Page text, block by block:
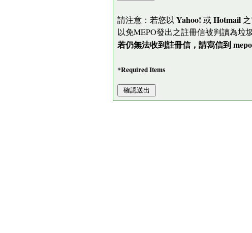
請注意：若您以 Yahoo! 或Hotmail
以免MEPO發出之註冊信被判讀為垃圾
若仍無法收到註冊信，請寫信到
*Required Items